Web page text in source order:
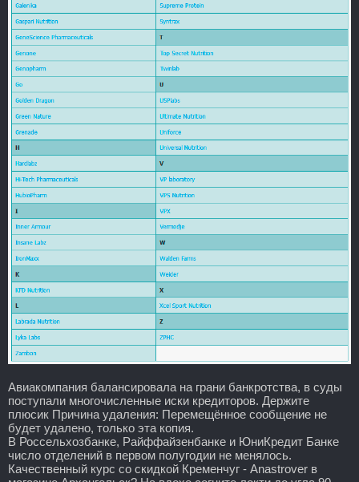
Авиакомпания балансировала на грани банкротства, в суды
поступали многочисленные иски кредиторов. Держите
плюсик Причина удаления: Перемещённое сообщение не
будет удалено, только эта копия.
В Россельхозбанке, Райффайзенбанке и ЮниКредит Банке
число отделений в первом полугодии не менялось.
Качественный курс со скидкой Кременчуг - Anastrover в